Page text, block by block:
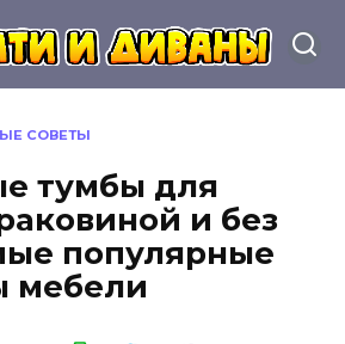
СОВЕТЫ
тумбы для
и без
популярные
мебели